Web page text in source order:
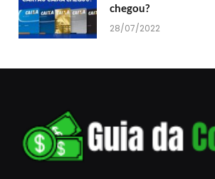
chegou?
28/07/2022